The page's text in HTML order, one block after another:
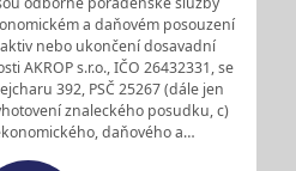
a daňovém posouzení
nebo ukončení dosavadní
AKROP s.r.o., IČO 26432331, se
392, PSČ 25267 (dále jen
znaleckého posudku, c)
daňového a…